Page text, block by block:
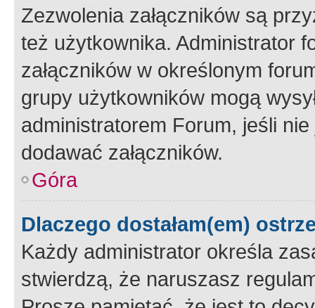
Zezwolenia załączników są
też użytkownika. Administrator
załączników w określonym
grupy użytkowników mogą
administratorem Forum, jeśli
dodawać załączników.
Góra
Dlaczego dostałam(em)
Każdy administrator określa
stwierdzą, że naruszasz